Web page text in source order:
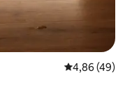
4,86 av 5 i
4,86 (49)